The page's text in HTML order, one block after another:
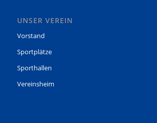
UNSER VEREIN
Vorstand
Sportplätze
Sporthallen
Vereinsheim